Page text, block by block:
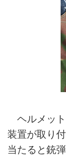
ヘルメット
装置が取り
当たると銃